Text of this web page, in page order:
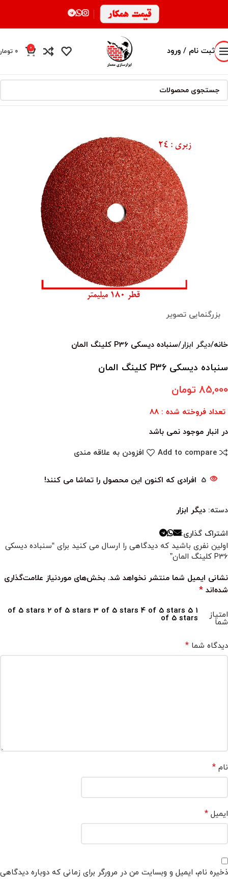
ثبت نام / ورود
0
محصول
0
بزرگنمایی تصویر
خانه دیگر ابزار سنباده دیسکی P36 کلینگ المان
سنباده دیسکی P36 کلینگ المان
85,000 تومان
تعداد فروخته شده : 88
در انبار موجود نمی باشد
Add to compare
افزودن به علاقه مندی
5 افرادی که اکنون این محصول را تماشا می کنند!
دسته: دیگر ابزار
اشتراک گذاری:
اولین نفری باشید که دیدگاهی را ارسال می کنید برای “سنباده دیسکی
P36 کلینگ المان”
نشانی ایمیل شما منتشر نخواهد شد. بخش‌های موردنیاز علامت‌گذاری
شده‌اند *
امتیاز
شما
1 of 5 stars
2 of 5 stars 3 of 5 stars 4 of 5 stars 5
of 5 stars
دیدگاه شما *
نام *
ایمیل *
ذخیره نام، ایمیل و وبسایت من در مرورگر برای زمانی که دوباره دیدگاهی